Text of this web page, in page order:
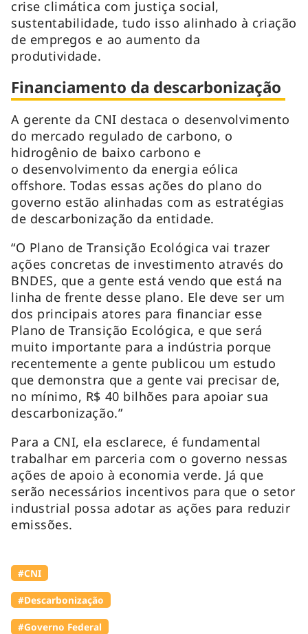
crise climática com justiça social,
sustentabilidade, tudo isso alinhado à criação
de empregos e ao aumento da
produtividade.
Financiamento da descarbonização
A gerente da CNI destaca o desenvolvimento
do mercado regulado de carbono, o
hidrogênio de baixo carbono e
o desenvolvimento da energia eólica
offshore. Todas essas ações do plano do
governo estão alinhadas com as estratégias
de descarbonização da entidade.
“O Plano de Transição Ecológica vai trazer
ações concretas de investimento através do
BNDES, que a gente está vendo que está na
linha de frente desse plano. Ele deve ser um
dos principais atores para financiar esse
Plano de Transição Ecológica, e que será
muito importante para a indústria porque
recentemente a gente publicou um estudo
que demonstra que a gente vai precisar de,
no mínimo, R$ 40 bilhões para apoiar sua
descarbonização.”
Para a CNI, ela esclarece, é fundamental
trabalhar em parceria com o governo nessas
ações de apoio à economia verde. Já que
serão necessários incentivos para que o setor
industrial possa adotar as ações para reduzir
emissões.
#CNI
#Descarbonização
#Governo Federal